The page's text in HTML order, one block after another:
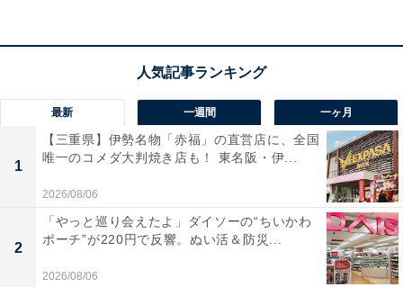
り過ごしたい人や、温泉と地元の旬の料理を楽しみたい
あわせて読みたい
【沢渡温泉の人気ホテル】「沢渡温泉 宮田屋
旅館」は源泉100％の温泉とあたたかい山里
※掲載されている情報は記事公開時のものです。あらか
じめご了承ください。また、記事中の宿泊プランを予約
最新 一週間 一ヶ月
1
【三重県】伊勢名物「赤福」の直営店に、全国
唯一のコメダ大判焼き店も！ 東名阪・伊...
2026/08/06
2
「やっと巡り会えたよ」ダイソーの“ちいかわ
ポーチ”が220円で反響。ぬい活＆防災...
2026/08/06